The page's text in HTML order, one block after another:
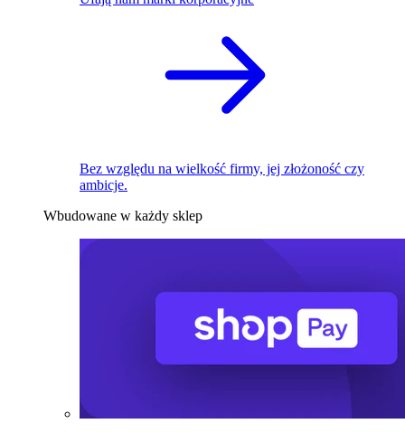
Bez względu na wielkość firmy, jej złożoność czy
ambicje.
Wbudowane w każdy sklep